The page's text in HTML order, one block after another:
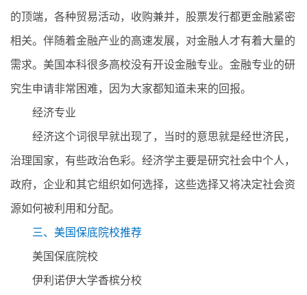
的顶端，各种贸易活动，收购兼并，股票发行都更金融紧密
相关。伴随着金融产业的高速发展，对金融人才有着大量的
需求。美国本科很多高校没有开设金融专业。金融专业的研
究生申请非常困难，因为大家都知道未来的回报。
经济专业
经济这个词很早就出现了，当时的意思就是经世济民，
治理国家，有些政治色彩。经济学主要是研究社会中个人，
政府，企业和其它组织如何选择，这些选择又将决定社会资
源如何被利用和分配。
三、美国保底院校推荐
美国保底院校
伊利诺伊大学香槟分校